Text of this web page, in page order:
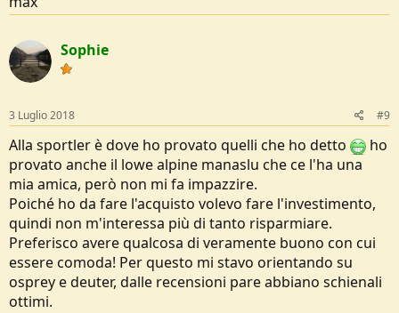
Sophie
3 Luglio 2018 #9
Alla sportler è dove ho provato quelli che ho detto
ho
provato anche il lowe alpine manaslu che ce l'ha una
mia amica, però non mi fa impazzire.
Poiché ho da fare l'acquisto volevo fare l'investimento,
quindi non m'interessa più di tanto risparmiare.
Preferisco avere qualcosa di veramente buono con cui
essere comoda! Per questo mi stavo orientando su
osprey e deuter, dalle recensioni pare abbiano schienali
ottimi.